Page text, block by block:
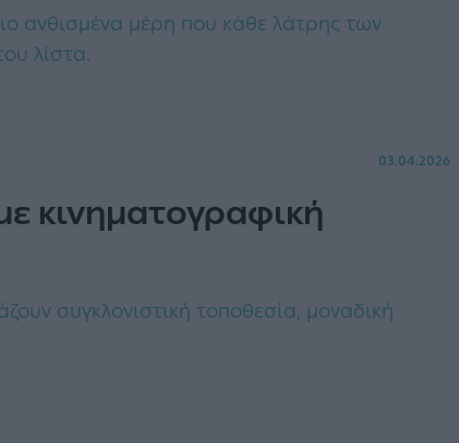
ανθισμένα μέρη που κάθε λάτρης των
λίστα.
03.04.2026
κινηματογραφική
συγκλονιστική τοποθεσία, μοναδική